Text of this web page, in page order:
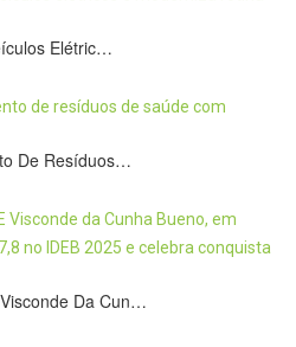
Elétric…
De Resíduos…
Da Cun…